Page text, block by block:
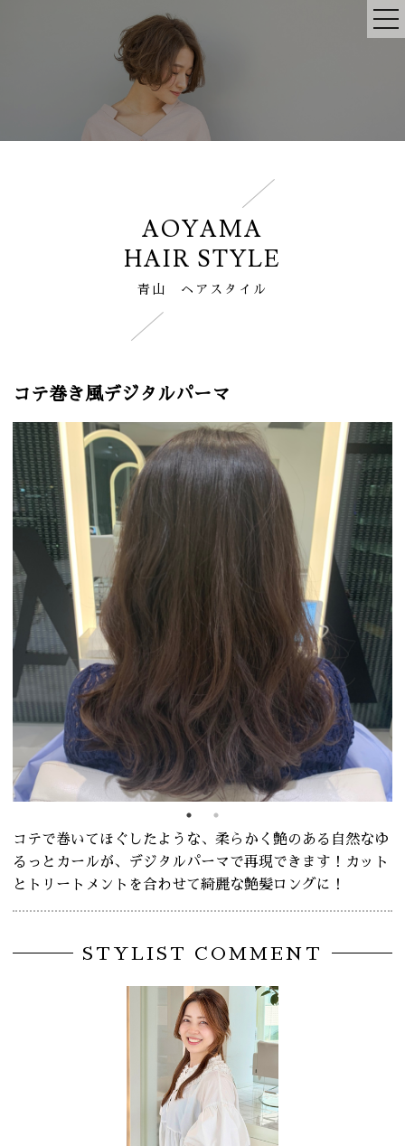
AOYAMA
HAIR STYLE
青山 ヘアスタイル
コテ巻き風デジタルパーマ
コテで巻いてほぐしたような、柔らかく艶のある自然なゆ
るっとカールが、デジタルパーマで再現できます！カット
とトリートメントを合わせて綺麗な艶髪ロングに！
STYLIST COMMENT